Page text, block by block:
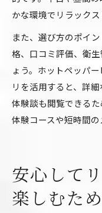
かな環境でリラックス
また、選び方のポイ
格、口コミ評価、衛
ょう。ホットペッパ
リを活用すると、詳
体験談も閲覧できるた
体験コースや短時間の
安心して
楽しむた